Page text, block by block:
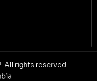
All rights reserved.